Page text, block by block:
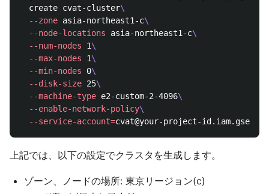
  create cvat-cluster
\
--zone asia-northeast1-c\
--node-locations asia-northeast1-c\
--num-nodes 1\
--max-nodes 1\
--min-nodes 0\
--disk-size 25\
--machine-type e2-custom-2-4096\
--enable-network-policy\
--service-account=
上記では、以下の設定でクラスタを生成します。
ゾーン、ノードの場所: 東京リージョン(c)